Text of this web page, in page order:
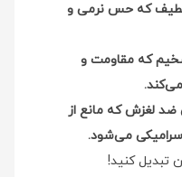
لطیف که حس نرمی و
که مقاومت و
ضد لغزش که مانع از
می‌شود.
تبدیل کنید!